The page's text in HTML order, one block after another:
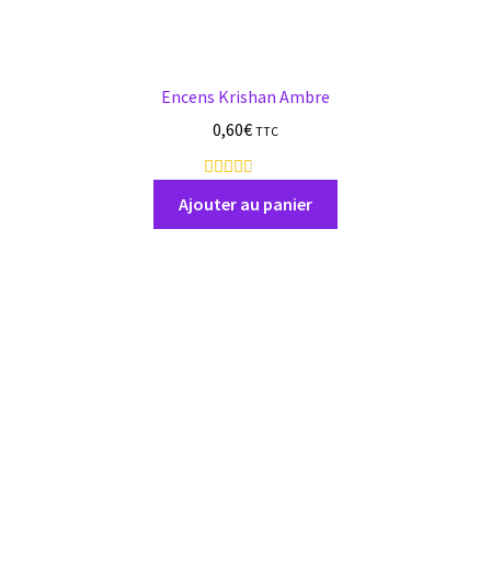
Encens Krishan Ambre
0,60€ TTC
Ajouter au panier